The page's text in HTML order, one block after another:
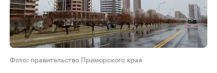
Фото: правительство Приморского края